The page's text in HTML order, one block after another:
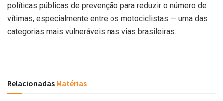
políticas públicas de prevenção para reduzir o número de
vítimas, especialmente entre os motociclistas — uma das
categorias mais vulneráveis nas vias brasileiras.
Relacionadas Matérias